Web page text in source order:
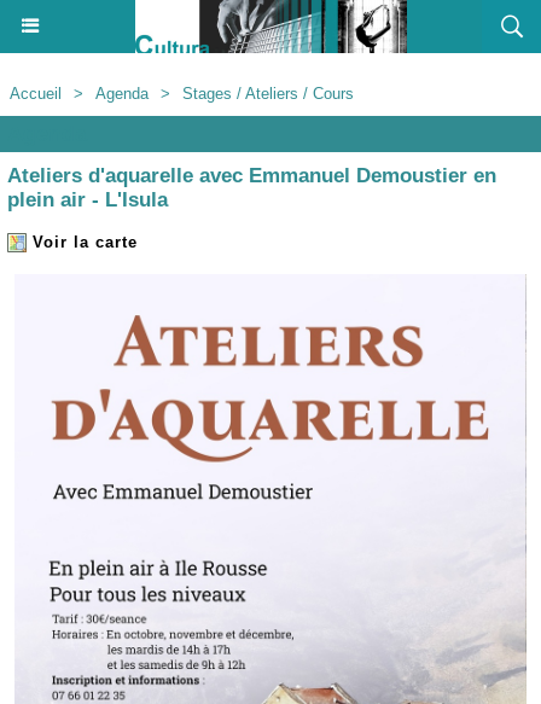
Accueil > Agenda > Stages / Ateliers / Cours
Ateliers d'aquarelle avec Emmanuel Demoustier en
plein air - L'Isula
Voir la carte